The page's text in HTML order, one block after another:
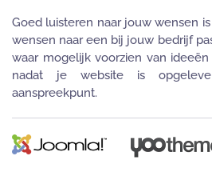
Goed luisteren naar jouw wensen
wensen naar een bij jouw bedrijf
waar mogelijk voorzien van
nadat je website is
aanspreekpunt.